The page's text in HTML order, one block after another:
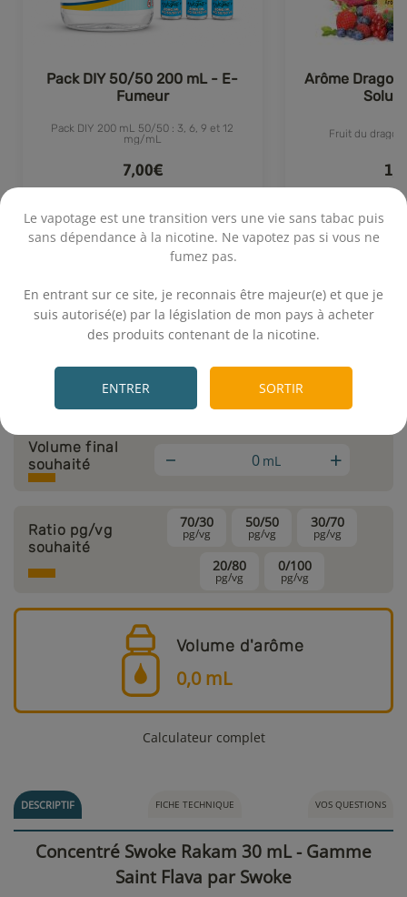
Le vapotage est une transition vers une vie sans tabac puis
sans dépendance à la nicotine. Ne vapotez pas si vous ne
fumez pas.
En entrant sur ce site, je reconnais être majeur(e) et que je
suis autorisé(e) par la législation de mon pays à acheter
des produits contenant de la nicotine.
ENTRER SORTIR
Pack DIY 50/50 200 mL - E-
Fumeur
Pack DIY 200 mL 50/50 : 3, 6, 9 et 12
mg/mL
7,00€
101 avis
Achat rapide
Arôme Dragon
Fruit du
Calcul rapide
Volume final
souhaité
mL +
Ratio pg/vg
souhaité
70/30
pg/vg
50/50
pg/vg
30/70
pg/vg
20/80
pg/vg
0/100
pg/vg
Volume d'arôme
0,0mL
Calculateur complet
DESCRIPTIF FICHE TECHNIQUE VOS QUESTIONS
Concentré Swoke Rakam 30 mL - Gamme
Saint Flava par Swoke